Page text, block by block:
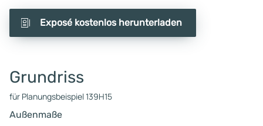
Exposé kostenlos herunterladen
Grundriss
für Planungsbeispiel 139H15
Außenmaße